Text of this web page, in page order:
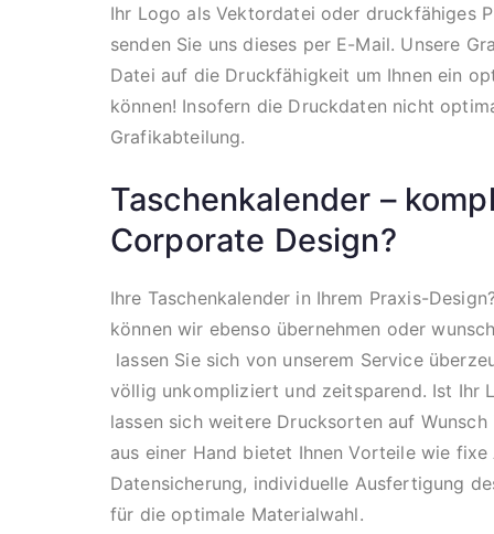
Ihr Logo als Vektordatei oder druckfähiges
senden Sie uns dieses per E-Mail. Unsere
Datei auf die Druckfähigkeit um Ihnen ein
können! Insofern die Druckdaten nicht
Grafikabteilung.
Taschenkalender –
Corporate Design?
Ihre Taschenkalender in Ihrem Praxis-
können wir ebenso übernehmen oder
lassen Sie sich von unserem Service
völlig unkompliziert und zeitsparend. Ist Ihr
lassen sich weitere Drucksorten auf
aus einer Hand bietet Ihnen Vorteile wie
Datensicherung, individuelle Ausfertigung
für die optimale Materialwahl.